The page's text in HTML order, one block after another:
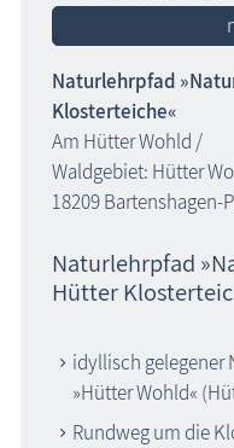
Naturlehrpfad
Klosterteiche«
Am Hütter Wohld /
Waldgebiet: Hütter
18209 Bartenshagen-
Naturlehrpfad
Hütter
idyllisch gelegener
»Hütter Wohld«
Rundweg um die